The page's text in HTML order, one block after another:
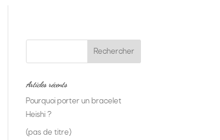
Articles récents
Pourquoi porter un bracelet
Heishi ?
(pas de titre)